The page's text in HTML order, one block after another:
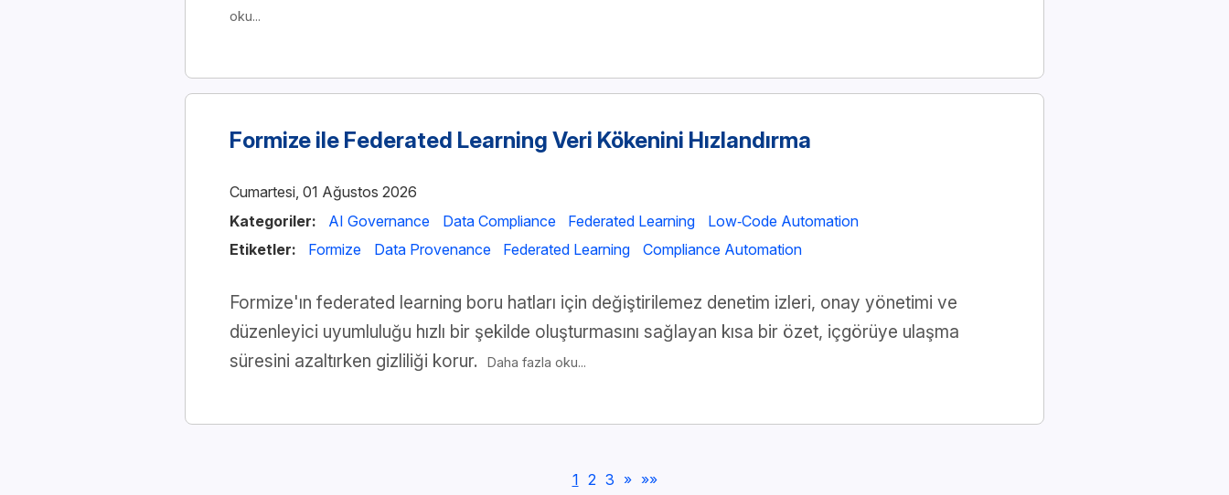
oku...
Formize ile Federated Learning Veri Kökenini Hızlandırma
Cumartesi, 01 Ağustos 2026
Kategoriler:
AI Governance Data Compliance Federated Learning
Low‑Code Automation
Etiketler:
Formize Data Provenance Federated Learning Compliance Automation
Formize'ın federated learning boru hatları için değiştirilemez denetim izleri, onay yönetimi ve
düzenleyici uyumluluğu hızlı bir şekilde oluşturmasını sağlayan kısa bir özet, içgörüye ulaşma
süresini azaltırken gizliliği korur.
Daha fazla oku...
1 2 3 » »»